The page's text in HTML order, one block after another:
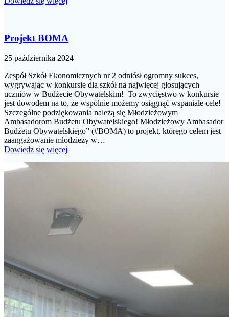
Projekt BOMA
25 października 2024
Zespół Szkół Ekonomicznych nr 2 odniósł ogromny sukces,
wygrywając w konkursie dla szkół na najwięcej głosujących
uczniów w Budżecie Obywatelskim! To zwycięstwo w konkursie
jest dowodem na to, że wspólnie możemy osiągnąć wspaniałe cele!
Szczególne podziękowania należą się Młodzieżowym
Ambasadorom Budżetu Obywatelskiego! Młodzieżowy Ambasador
Budżetu Obywatelskiego” (#BOMA) to projekt, którego celem jest
zaangażowanie młodzieży w…
Dowiedz się więcej